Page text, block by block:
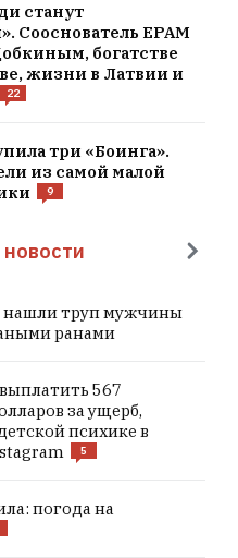
станут
Сооснователь EPAM
богатстве
жизни в Латвии и
22
три «Боинга».
из самой малой
9
труп мужчины
ранами
567
за ущерб,
психике в
5
погода на